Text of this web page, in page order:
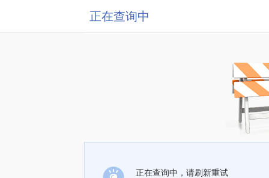
正在查询中
正在查询中，请刷新重试